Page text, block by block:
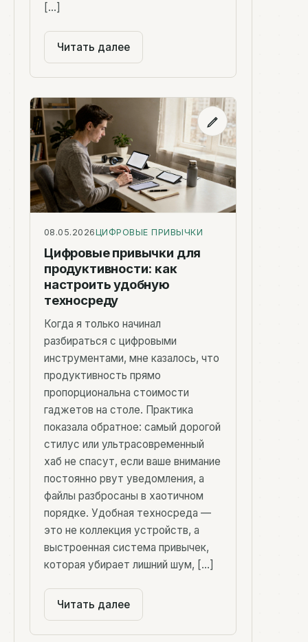
[…]
Читать далее
08.05.2026ЦИФРОВЫЕ ПРИВЫЧКИ
Цифровые привычки для
продуктивности: как
настроить удобную
техносреду
Когда я только начинал
разбираться с цифровыми
инструментами, мне казалось, что
продуктивность прямо
пропорциональна стоимости
гаджетов на столе. Практика
показала обратное: самый дорогой
стилус или ультрасовременный
хаб не спасут, если ваше внимание
постоянно рвут уведомления, а
файлы разбросаны в хаотичном
порядке. Удобная техносреда —
это не коллекция устройств, а
выстроенная система привычек,
которая убирает лишний шум, […]
Читать далее